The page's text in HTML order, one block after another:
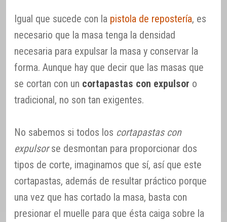
Igual que sucede con la pistola de repostería, es
necesario que la masa tenga la densidad
necesaria para expulsar la masa y conservar la
forma. Aunque hay que decir que las masas que
se cortan con un cortapastas con expulsor o
tradicional, no son tan exigentes.
No sabemos si todos los cortapastas con
expulsorse desmontan para proporcionar dos
tipos de corte, imaginamos que sí, así que este
cortapastas, además de resultar práctico porque
una vez que has cortado la masa, basta con
presionar el muelle para que ésta caiga sobre la